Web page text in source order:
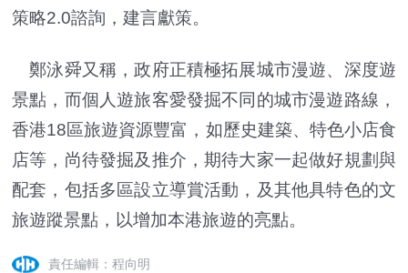
策略2.0諮詢，建言獻策。
鄭泳舜又稱，政府正積極拓展城市漫遊、深度遊
景點，而個人遊旅客愛發掘不同的城市漫遊路線，
香港18區旅遊資源豐富，如歷史建築、特色小店食
店等，尚待發掘及推介，期待大家一起做好規劃與
配套，包括多區設立導賞活動，及其他具特色的文
旅遊蹤景點，以增加本港旅遊的亮點。
責任編輯：程向明